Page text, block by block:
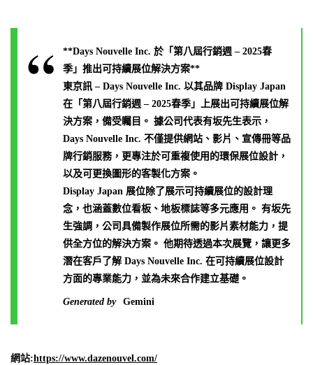
**Days Nouvelle Inc. 於「第八屆行銷週 – 2025春
季」推出可持續展位解決方案**
東京訊 – Days Nouvelle Inc. 以其品牌 Display Japan
在「第八屆行銷週 – 2025春季」上展出可持續展位解
決方案，備受矚目。 據公司代表有坂先生表示，
Days Nouvelle Inc. 不僅提供網站、影片、宣傳冊等品
牌行銷服務，更專注於可重複使用的環保展位設計，
以及可更換圖形的客製化方案。
Display Japan 展位除了展示可持續展位的設計理
念，也涵蓋數位看板、地板標誌等多元應用。 有坂先
生強調，公司具備製作展位所需的影片素材能力，提
供全方位的解決方案。 他期待透過本次展覽，讓更多
潛在客戶了解 Days Nouvelle Inc. 在可持續展位設計
方面的專業能力，並為未來合作建立基礎。
Generated by Gemini
網站:https://www.dazenouvel.com/